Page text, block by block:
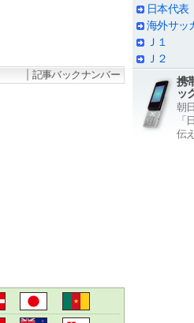
記事バックナンバー
日本代表
海外サッ
Ｊ１
Ｊ２
携
ッ
朝
「
伝